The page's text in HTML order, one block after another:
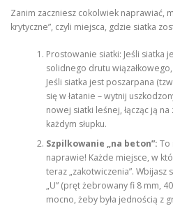
Zanim zaczniesz cokolwiek naprawiać,
krytyczne”, czyli miejsca, gdzie siatka
Prostowanie siatki: Jeśli siatka
solidnego drutu
Jeśli siatka jest poszarpana
się w łatanie – wytnij
nowej siatki leśnej, łącząc ją na
każdym słupku.
Szpilkowanie „na beton”: To
naprawie! Każde miejsce, w
teraz „zakotwiczenia”. Wbijasz
„U” (pręt żebrowany fi 8 mm,
mocno, żeby była jednością z